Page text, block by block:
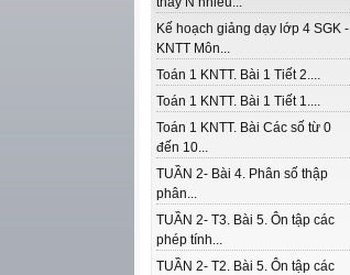
Kế hoạch giảng dạy lớp 4 SGK -
KNTT Môn...
Toán 1 KNTT. Bài 1 Tiết 2....
Toán 1 KNTT. Bài 1 Tiết 1....
Toán 1 KNTT. Bài Các số từ 0
đến 10...
TUẦN 2- Bài 4. Phân số thập
phân...
TUẦN 2- T3. Bài 5. Ôn tập các
phép tính...
TUẦN 2- T2. Bài 5. Ôn tập các